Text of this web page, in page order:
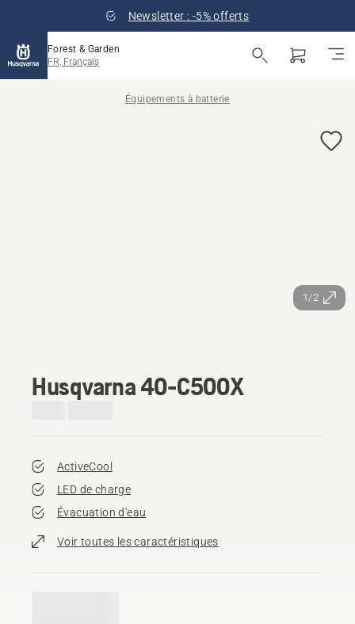
Newsletter : -5% offerts
Forest & Garden
FR, Français
Équipements à batterie
1/2
Husqvarna 40-C500X
ActiveCool
LED de charge
Évacuation d'eau
Voir toutes les caractéristiques